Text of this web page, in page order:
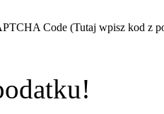
Code (Tutaj wpisz kod z